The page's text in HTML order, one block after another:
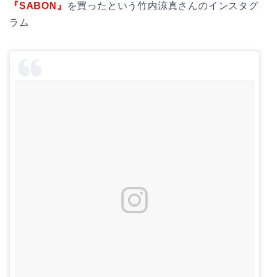
『SABON』
を買ったという竹内涼真さんのインスタグ
ラム